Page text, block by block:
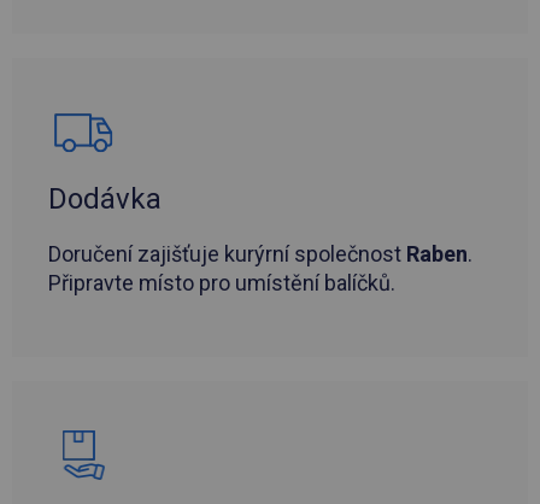
Dodávka
Doručení zajišťuje kurýrní společnost Raben.
Připravte místo pro umístění balíčků.